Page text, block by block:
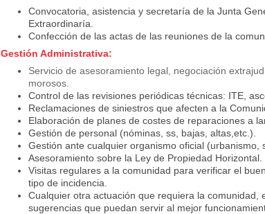
Convocatoria, asistencia y secretaría de la Junta
Extraordinaría.
Confección de las actas de las reuniones de la
Gestión Administrativa:
Servicio de asesoramiento legal, negociación
morosos.
Control de las revisiones periódicas técnicas: ITE,
Reclamaciones de siniestros que afecten a la
Elaboración de planes de costes de reparaciones a
Gestión de personal (nóminas, ss, bajas, altas,etc.).
Gestión ante cualquier organismo oficial (urbanismo,
Asesoramiento sobre la Ley de Propiedad Horizontal.
Visitas regulares a la comunidad para verificar el
tipo de incidencia.
Cualquier otra actuación que requiera la comunidad,
sugerencias que puedan servir al mejor